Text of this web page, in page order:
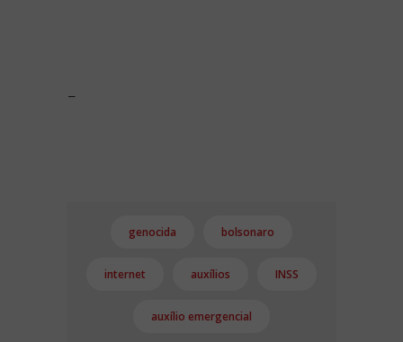
-
genocida bolsonaro
internet auxílios INSS
auxílio emergencial